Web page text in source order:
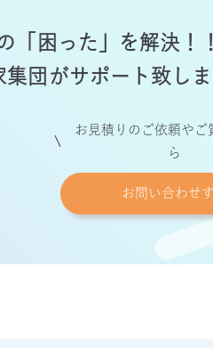
「困った」を解決！！
集団がサポート致しま
お見積りのご依頼やご
ら
お問い合わせ